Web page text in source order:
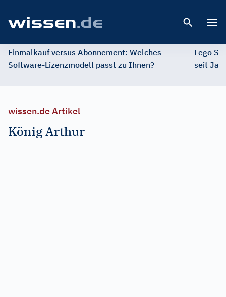
Einmalkauf versus Abonnement: Welches
Software-Lizenzmodell passt zu Ihnen?
Lego
seit
wissen.de Artikel
König Arthur